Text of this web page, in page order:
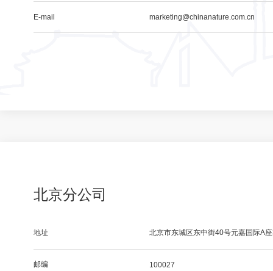
E-mail marketing@chinanature.com.cn
北京分公司
地址 北京市东城区东中街40号元嘉国际A
邮编 100027